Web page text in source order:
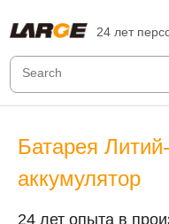
24 лет
Батарея
аккумулятор
24 лет опыта в